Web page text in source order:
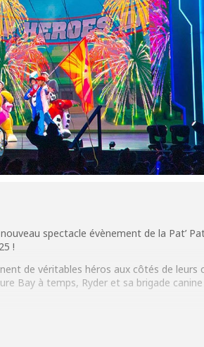
spectacle évènement de la Pat’
!
de véritables héros aux côtés de leurs
Bay à temps, Ryder et sa brigade canine